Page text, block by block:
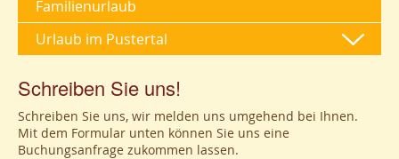
Familienurlaub
Urlaub im Pustertal
Schreiben Sie uns!
Schreiben Sie uns, wir melden uns umgehend bei Ihnen.
Mit dem Formular unten können Sie uns eine
Buchungsanfrage zukommen lassen.